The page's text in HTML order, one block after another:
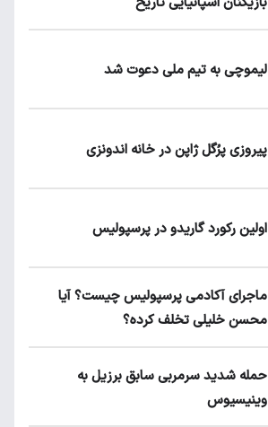
لیموچی به تیم ملی دعوت شد
پیروزی پرُگل ژاپن در خانه اندونزی
اولین رکورد گاریدو در پرسپولیس
ماجرای آکادمی پرسپولیس چیست؟ آیا
محسن خلیلی تخلف کرده؟
حمله شدید سرمربی سابق برزیل به
وینیسیوس